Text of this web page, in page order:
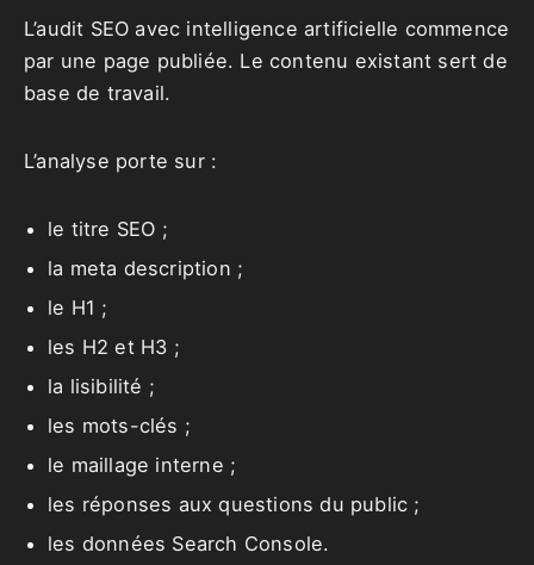
L’audit SEO avec intelligence artificielle commence
par une page publiée. Le contenu existant sert de
base de travail.
L’analyse porte sur :
le titre SEO ;
la meta description ;
le H1 ;
les H2 et H3 ;
la lisibilité ;
les mots-clés ;
le maillage interne ;
les réponses aux questions du public ;
les données Search Console.